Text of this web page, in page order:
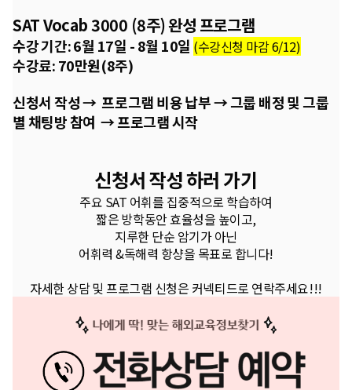
SAT Vocab 3000 (8주) 완성 프로그램
수강 기간: 6월 17일 - 8월 10일 (수강신청 마감 6/12)
수강료: 70만원(8주)
신청서 작성→ 프로그램 비용 납부 → 그룹 배정 및 그룹
별 채팅방 참여 → 프로그램 시작
신청서 작성하러 가기
주요 SAT 어휘를 집중적으로 학습하여
짧은 방학동안 효율성을 높이고,
지루한 단순 암기가 아닌
어휘력 &독해력 항샹을 목표로 합니다!
자세한 상담 및 프로그램 신청은 커넥티드로 연락주세요!!!